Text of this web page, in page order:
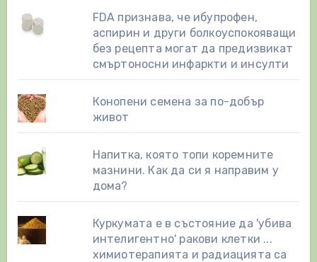
FDA признава, че ибупрофен,
аспирин и други болкоуспокояващи
без рецепта могат да предизвикат
смъртоносни инфаркти и инсулти
Конопени семена за по-добър
живот
Напитка, която топи коремните
мазнини. Как да си я направим у
дома?
Куркумата е в състояние да 'убива
интелигентно' ракови клетки ...
химиотерапията и радиацията са